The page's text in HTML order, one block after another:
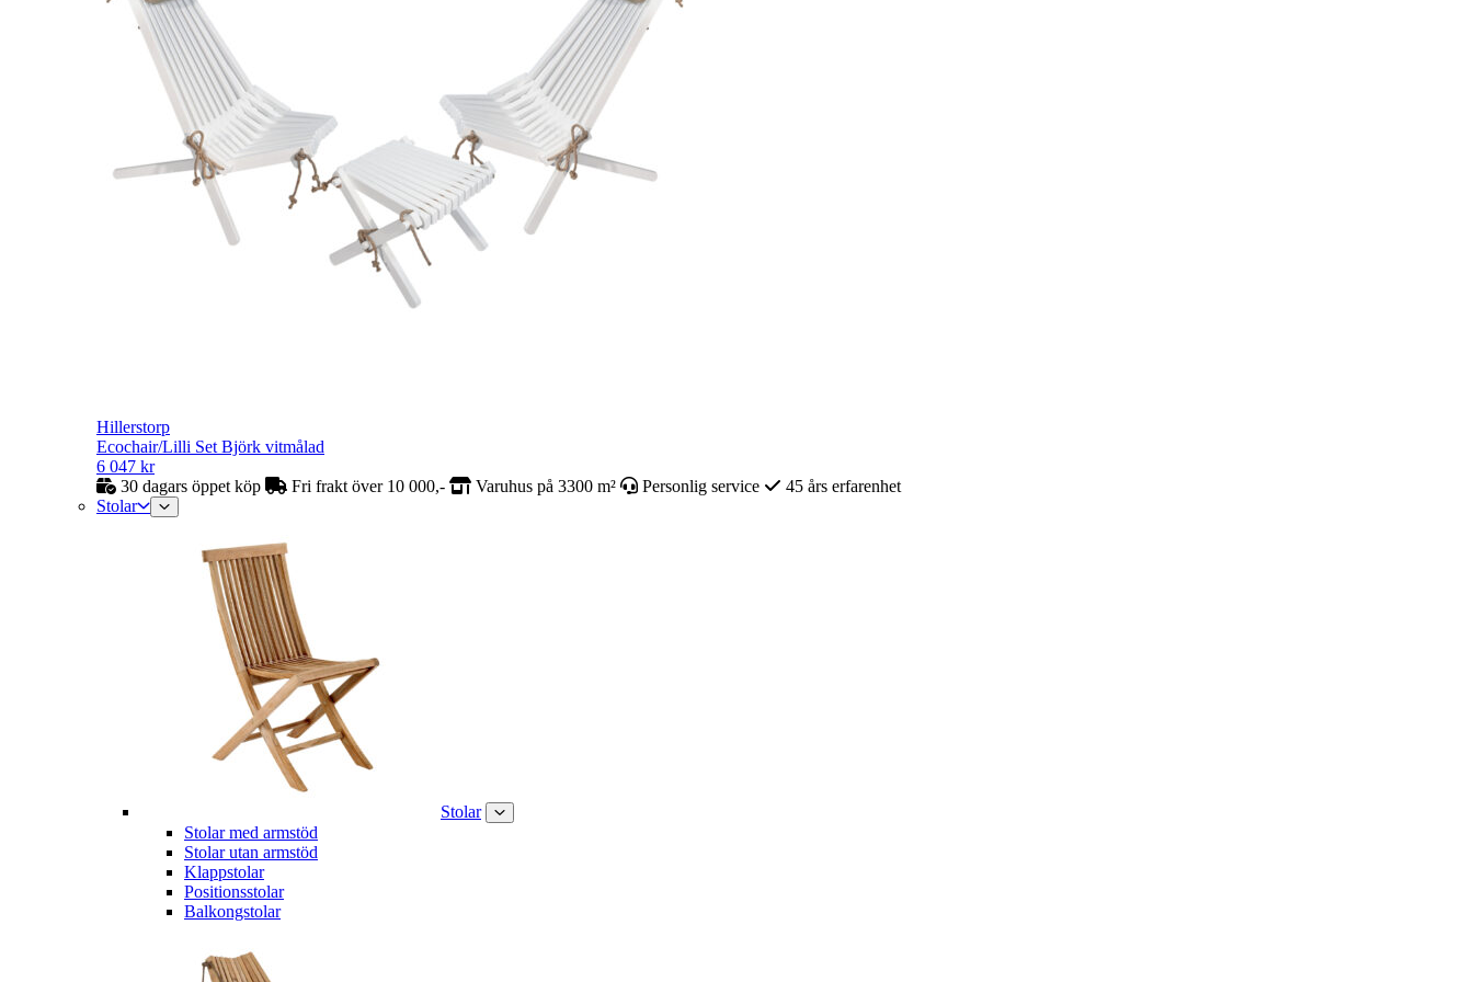
Hillerstorp
Ecochair/Lilli Set Björk vitmålad
6 047 kr
30 dagars öppet köp
Fri frakt över 10 000,- Varuhus på 3300 m² Personlig service
45 års erfarenhet
Stolar
Stolar
Stolar med armstöd
Stolar utan armstöd
Klappstolar
Positionsstolar
Balkongstolar